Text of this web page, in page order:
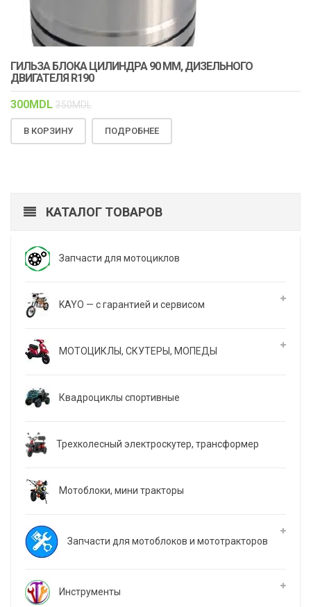
ГИЛЬЗА БЛОКА ЦИЛИНДРА 90 ММ, ДИЗЕЛЬНОГО
ДВИГАТЕЛЯ R190
300MDL 350MDL
В КОРЗИНУ ПОДРОБНЕЕ
КАТАЛОГ ТОВАРОВ
Запчасти для мотоциклов
KAYO — с гарантией и сервисом
МОТОЦИКЛЫ, СКУТЕРЫ, МОПЕДЫ
Квадроциклы спортивные
Трехколесный электроскутер, трансформер
Мотоблоки, мини тракторы
Запчасти для мотоблоков и мототракторов
Инструменты